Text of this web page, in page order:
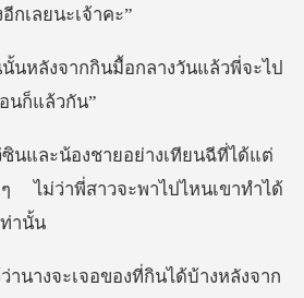
กินมื้อกลางวันแล้วพี่จะไป
นฉีที่ได้แต่
ไม่ว่าพี่สา
ได้บ้างหลังจาก